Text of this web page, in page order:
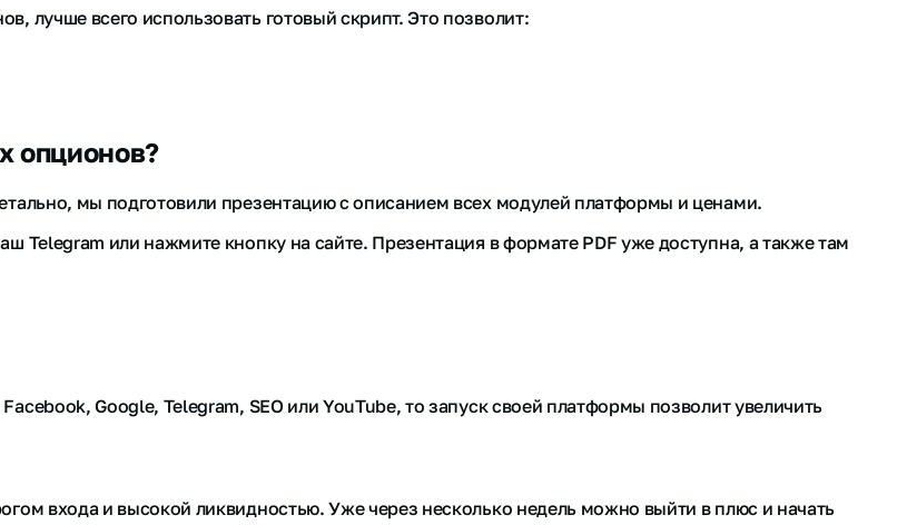
лучше всего использовать готовый скрипт. Это позволит:
опционов?
мы подготовили презентацию с описанием всех модулей платформы и ценами.
Telegram или нажмите кнопку на сайте. Презентация в формате PDF уже доступна, а также там
Google, Telegram, SEO или YouTube, то запуск своей платформы позволит увеличить
входа и высокой ликвидностью. Уже через несколько недель можно выйти в плюс и начать